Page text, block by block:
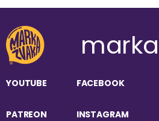
YOUTUBE FACEBOOK
PATREON INSTAGRAM